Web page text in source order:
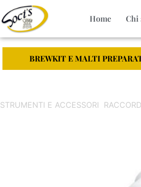
Home Chi
BREWKIT E MALTI
STRUMENTI E ACCESSORI